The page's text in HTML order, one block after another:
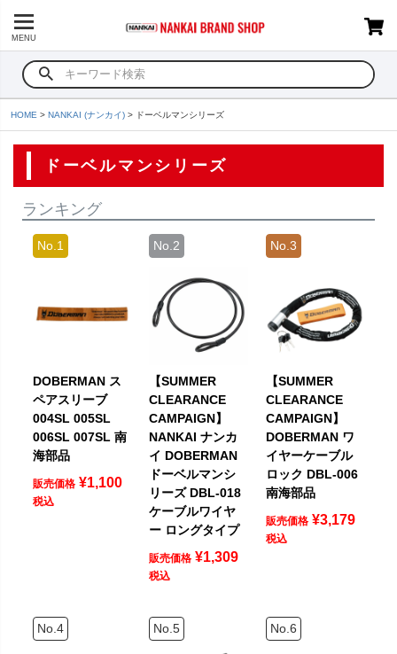
MENU
HOME NANKAI (ナンカイ) ドーベルマンシリーズ
ドーベルマンシリーズ
ランキング
DOBERMAN ス
ペアスリーブ
004SL 005SL
006SL 007SL 南
海部品
販売価格 ¥1,100
税込
【SUMMER
CLEARANCE
CAMPAIGN】
NANKAI ナンカ
イ DOBERMAN
ドーベルマンシ
リーズ DBL-018
ケーブルワイヤ
ー ロングタイプ
販売価格 ¥1,309
税込
【SUMMER
CLEARANCE
CAMPAIGN】
DOBERMAN ワ
イヤーケーブル
ロック DBL-006
南海部品
販売価格 ¥3,179
税込